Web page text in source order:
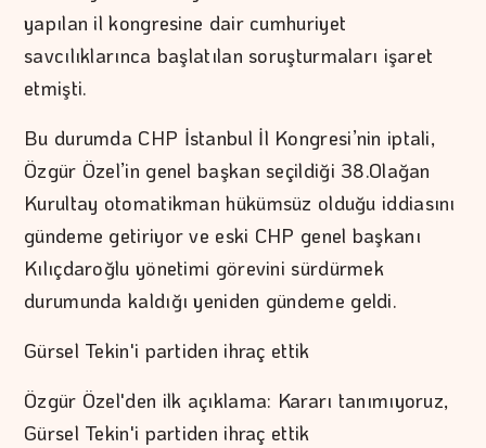
yapılan il kongresine dair cumhuriyet
savcılıklarınca başlatılan soruşturmaları işaret
etmişti.
Bu durumda CHP İstanbul İl Kongresi’nin iptali,
Özgür Özel’in genel başkan seçildiği 38.Olağan
Kurultay otomatikman hükümsüz olduğu iddiasını
gündeme getiriyor ve eski CHP genel başkanı
Kılıçdaroğlu yönetimi görevini sürdürmek
durumunda kaldığı yeniden gündeme geldi.
Gürsel Tekin'i partiden ihraç ettik
Özgür Özel'den ilk açıklama: Kararı tanımıyoruz,
Gürsel Tekin'i partiden ihraç ettik